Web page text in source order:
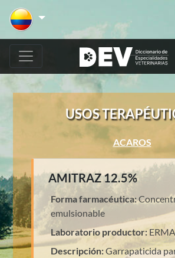
USOS
ACAROS
AMITRAZ 12.5%
Forma farmacéutica:
emulsionable
Laboratorio productor:ERMA
Descripción:Garrapaticida